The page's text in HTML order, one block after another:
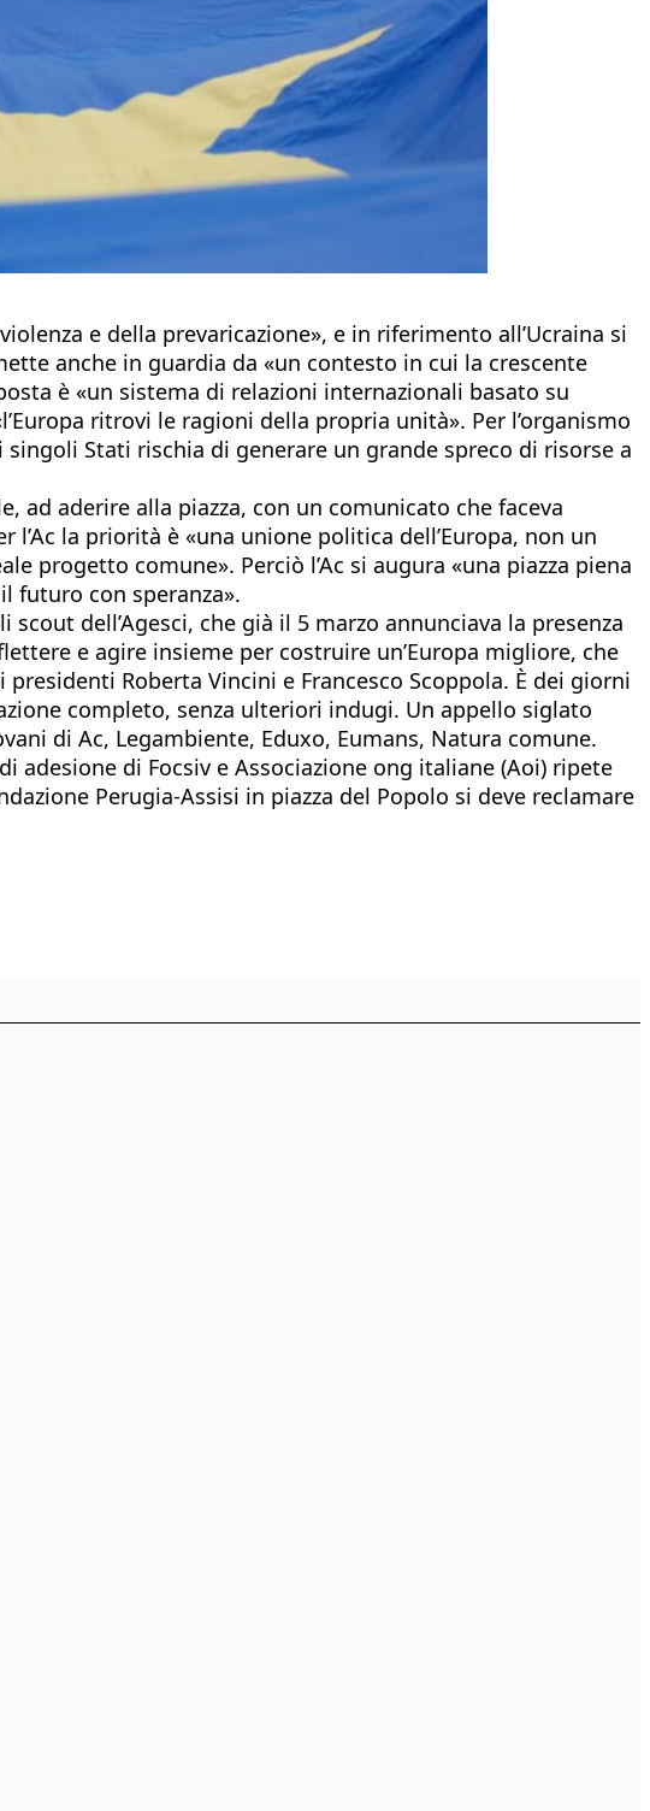
e della prevaricazione», e in riferimento all’Ucraina si
anche in guardia da «un contesto in cui la crescente
è «un sistema di relazioni internazionali basato su
ritrovi le ragioni della propria unità». Per l’organismo
Stati rischia di generare un grande spreco di risorse a
ad aderire alla piazza, con un comunicato che faceva
la priorità è «una unione politica dell’Europa, non un
progetto comune». Perciò l’Ac si augura «una piazza piena
futuro con speranza».
dell’Agesci, che già il 5 marzo annunciava la presenza
e agire insieme per costruire un’Europa migliore, che
Roberta Vincini e Francesco Scoppola. È dei giorni
completo, senza ulteriori indugi. Un appello siglato
di Ac, Legambiente, Eduxo, Eumans, Natura comune.
adesione di Focsiv e Associazione ong italiane (Aoi) ripete
Perugia-Assisi in piazza del Popolo si deve reclamare